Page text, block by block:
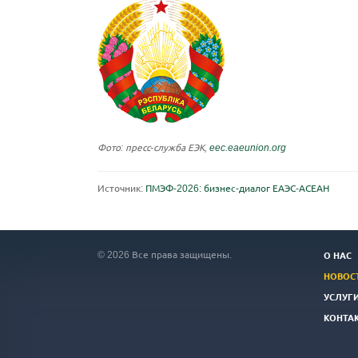
Фото: пресс-служба ЕЭК, eec.eaeunion.org
Источник: ПМЭФ-2026: бизнес-диалог ЕАЭС-АСЕАН
© 2026 Все права защищены.
О НАС